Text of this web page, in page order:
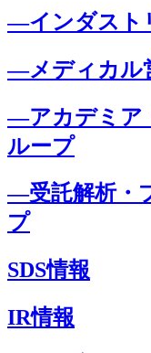
―インダスト
―メディカル
―アカデミア
ループ
―受託解析・
プ
SDS情報
IR情報